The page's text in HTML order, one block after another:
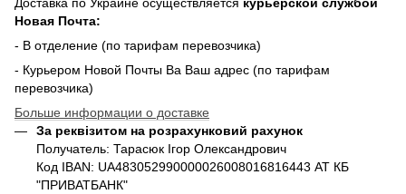
Новая Почта:
- В отделение (по тарифам перевозчика)
- Курьером Новой Почты Ва Ваш адрес (по тарифам
перевозчика)
Больше информации о доставке
За реквізитом на розрахунковий рахунок
Получатель: Тарасюк Ігор Олександрович
Код IBAN: UA483052990000026008016816443 АТ КБ
"ПРИВАТБАНК"